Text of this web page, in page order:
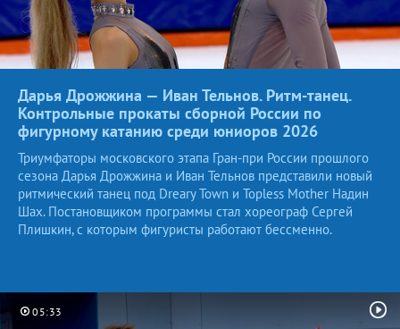
Дарья Дрожжина — Иван Тельнов. Ритм-танец.
Контрольные прокаты сборной России по
фигурному катанию среди юниоров 2026
Триумфаторы московского этапа Гран-при России прошлого
сезона Дарья Дрожжина и Иван Тельнов представили новый
ритмический танец под Dreary Town и Topless Mother Надин
Шах. Постановщиком программы стал хореограф Сергей
Плишкин, с которым фигуристы работают бессменно.
05:33